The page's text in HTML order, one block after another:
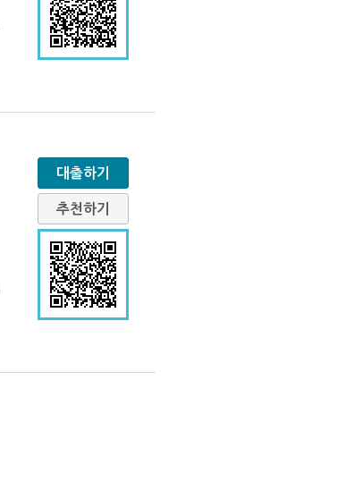
대출하기
추천하기